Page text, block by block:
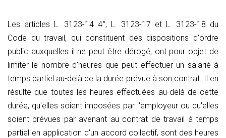
Les articles L. 3123-14 4°, L. 3123-17 et L. 3123-18 du
Code du travail, qui constituent des dispositions d'ordre
public auxquelles il ne peut être dérogé, ont pour objet de
limiter le nombre d'heures que peut effectuer un salarié à
temps partiel au-delà de la durée prévue à son contrat. Il en
résulte que toutes les heures effectuées au-delà de cette
durée, qu'elles soient imposées par l'employeur ou qu'elles
soient prévues par avenant au contrat de travail à temps
partiel en application d'un accord collectif, sont des heures